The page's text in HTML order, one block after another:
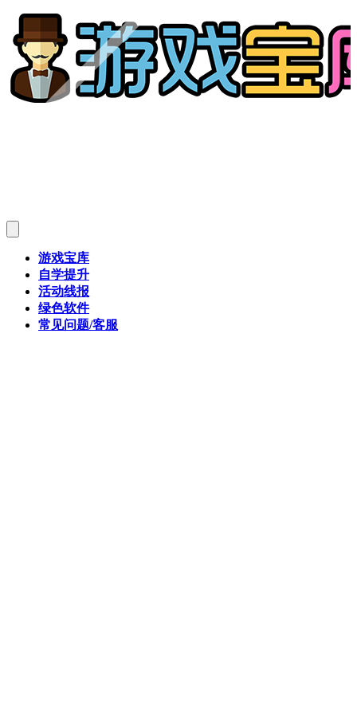
游戏宝库
自学提升
活动线报
绿色软件
常见问题/客服